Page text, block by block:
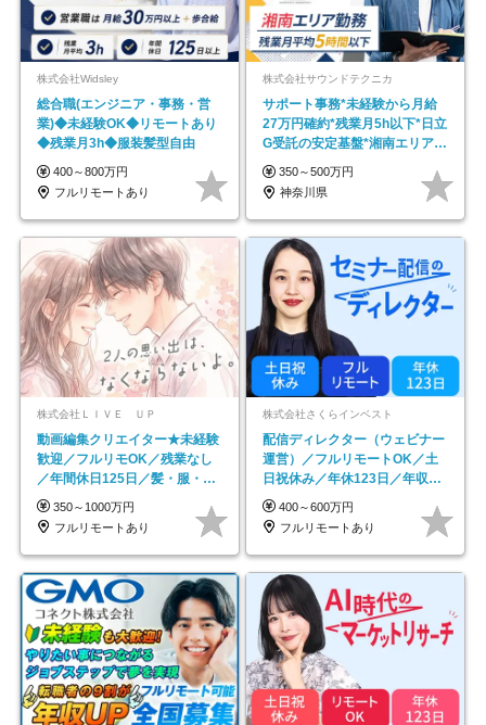
株式会社Widsley
総合職(エンジニア・事務・営
業)◆未経験OK◆リモートあり
◆残業月3h◆服装髪型自由
400～800万円
フルリモートあり
株式会社サウンドテクニカ
サポート事務*未経験から月給
27万円確約*残業月5h以下*日立
G受託の安定基盤*湘南エリア勤
務
350～500万円
神奈川県
株式会社ＬＩＶＥ ＵＰ
動画編集クリエイター★未経験
歓迎／フルリモOK／残業なし
／年間休日125日／髪・服・ネ
イル自由／研修充実で安心
350～1000万円
フルリモートあり
株式会社さくらインベスト
配信ディレクター（ウェビナー
運営）／フルリモートOK／土
日祝休み／年休123日／年収
600万円可
400～600万円
フルリモートあり